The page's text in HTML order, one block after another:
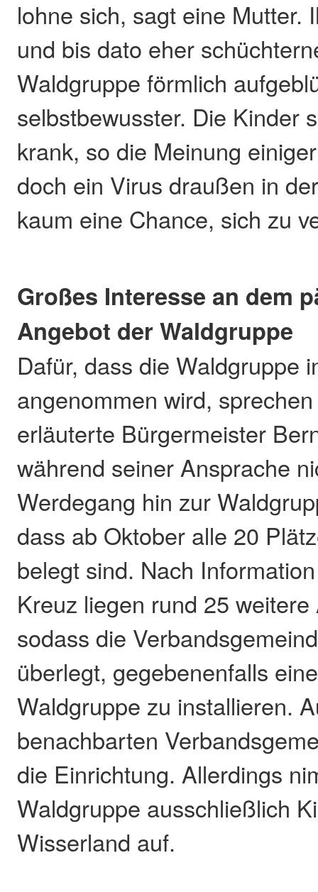
lohne sich, sagt eine Mutter.
und bis dato eher
Waldgruppe förmlich
selbstbewusster. Die Kinder
krank, so die Meinung
doch ein Virus draußen in
kaum eine Chance, sich zu
Großes Interesse an dem
Angebot der Waldgruppe
Dafür, dass die Waldgruppe
angenommen wird,
erläuterte Bürgermeister
während seiner Ansprache
Werdegang hin zur
dass ab Oktober alle 20
belegt sind. Nach
Kreuz liegen rund 25
sodass die
überlegt, gegebenenfalls
Waldgruppe zu installieren.
benachbarten
die Einrichtung. Allerdings
Waldgruppe ausschließlich
Wisserland auf.